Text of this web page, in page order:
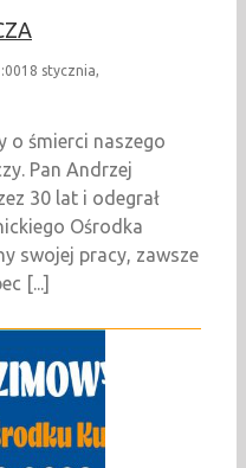
18 stycznia,
śmierci naszego
Pan Andrzej
30 lat i odegrał
Ośrodka
swojej pracy, zawsze
[...]